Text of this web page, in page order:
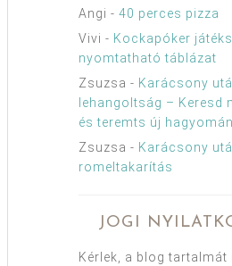
Angi - 40 perces pizza
Vivi - Kockapóker
nyomtatható táblázat
Zsuzsa - Karácsony
lehangoltság – Keresd
és teremts új
Zsuzsa - Karácsony
romeltakarítás
JOGI
Kérlek, a blog tartalmát